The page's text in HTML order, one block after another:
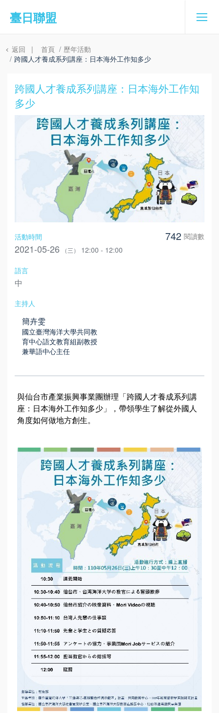
臺日聯盟
返回 | 首頁
歷年活動
跨國人才養成系列講座：日本海外工作知多少
跨國人才養成系列講座：日本海外工作知
多少
742 閱讀數
活動時間
2021-05-26 （三） 12:00 - 12:00
語言
中
主持人
簡卉雯
國立臺灣海洋大學共同教
育中心語文教育組副教授
兼華語中心主任
與仙台市產業振興事業團辦理「跨國人才養成系列講
座：日本海外工作知多少」，帶領學生了解從外國人
角度如何做地方創生。